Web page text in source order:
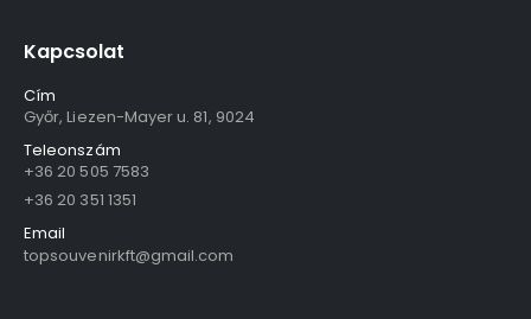
Kapcsolat
Cím
Győr, Liezen-Mayer u. 81, 9024
Teleonszám
+36 20 505 7583
+36 20 351 1351
Email
topsouvenirkft@gmail.com